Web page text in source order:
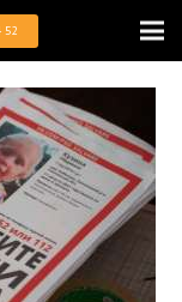
52